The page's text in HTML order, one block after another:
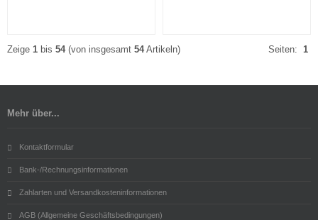
Zeige 1 bis 54(von insgesamt 54Artikeln) Seiten: 1
Mehr über...
Kontaktformular
Bank-/Rechnungsinformationen
Zahlarten und Versandkosteninformationen
AGB (Allgemeine Geschäftsbedingungen)